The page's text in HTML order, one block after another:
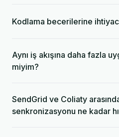
Kodlama becerilerine
Aynı iş akışına daha fazla
miyim?
SendGrid ve Coliaty
senkronizasyonu ne kadar